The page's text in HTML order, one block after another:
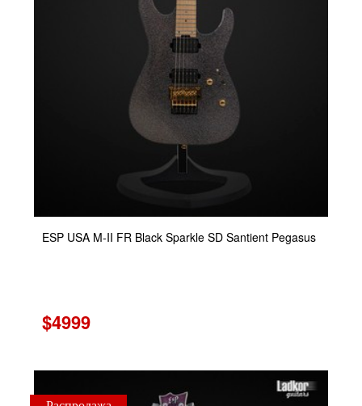
ESP USA M-II FR Black Sparkle SD Santient Pegasus
$4999